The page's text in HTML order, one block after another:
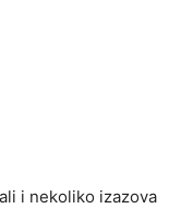
i nekoliko izazova